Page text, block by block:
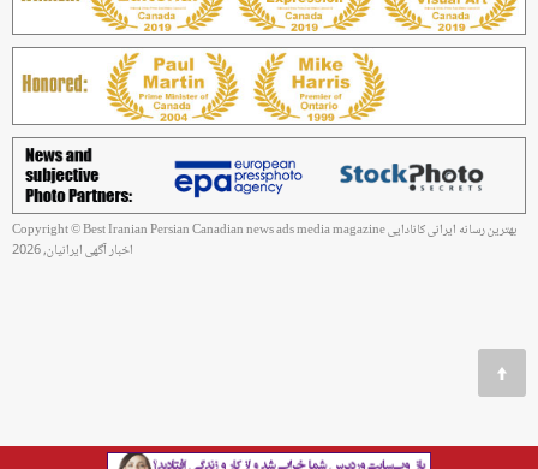
Copyright © Best Iranian Persian Canadian news ads media magazine بهترین رسانه ایرانی کانادایی
اخبار آگهی ایرانیان, 2026